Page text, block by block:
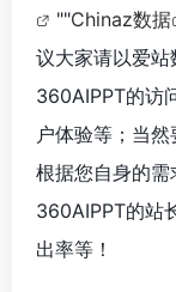
""Chinaz数据
议大家请以爱站
360AIPPT的访
户体验等；当
根据您自身的
360AIPPT的站
出率等！